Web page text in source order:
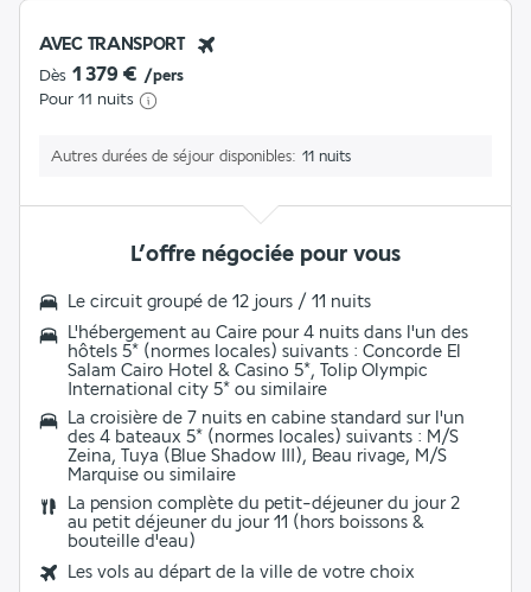
AVEC TRANSPORT
Dès 1 379 € /pers
Pour 11 nuits
Autres durées de séjour disponibles 11 nuits
L’offre négociée pour vous
Le circuit groupé de 12 jours / 11 nuits
L'hébergement au Caire pour 4 nuits dans l'un des
hôtels 5* (normes locales) suivants : Concorde El
Salam Cairo Hotel & Casino 5*, Tolip Olympic
International city 5* ou similaire
La croisière de 7 nuits en cabine standard sur l'un
des 4 bateaux 5* (normes locales) suivants : M/S
Zeina, Tuya (Blue Shadow III), Beau rivage, M/S
Marquise ou similaire
La pension complète du petit-déjeuner du jour 2
au petit déjeuner du jour 11 (hors boissons &
bouteille d'eau)
Les vols au départ de la ville de votre choix